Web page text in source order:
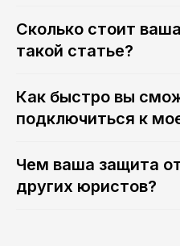
Сколько стоит
такой статье?
Как быстро вы
подключиться к
Чем ваша защита
других юристов?